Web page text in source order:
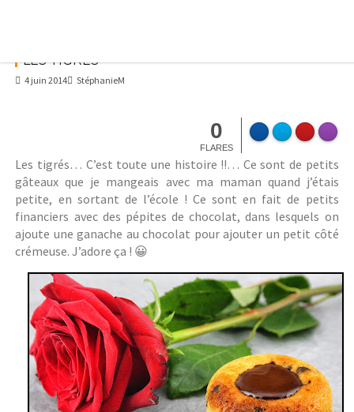
LES TIGRÉS
4 juin 2014 StéphanieM
0
FLARES
Les tigrés… C’est toute une histoire !!… Ce sont de petits
gâteaux que je mangeais avec ma maman quand j’étais
petite, en sortant de l’école ! Ce sont en fait de petits
financiers avec des pépites de chocolat, dans lesquels on
ajoute une ganache au chocolat pour ajouter un petit côté
crémeuse. J’adore ça ! 😀